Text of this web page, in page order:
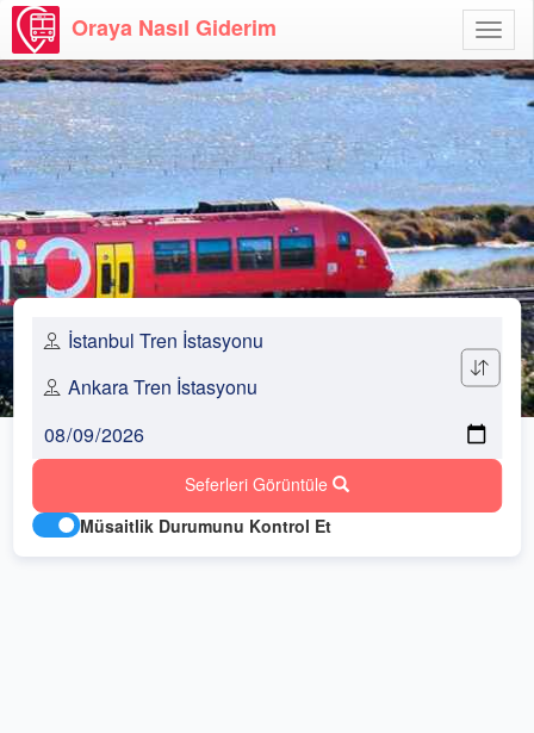
Aç
Oraya Nasıl Giderim
Seferleri Görüntüle
Müsaitlik Durumunu Kontrol Et